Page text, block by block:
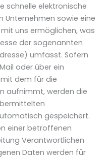
schnelle elektronische
Unternehmen sowie eine
uns ermöglichen, was
der sogenannten
umfasst. Sofern
oder über ein
dem für die
aufnimmt, werden die
gespeichert.
einer betroffenen
Verantwortlichen
Daten werden für